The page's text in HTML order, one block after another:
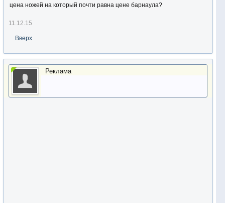
цена ножей на который почти равна цене барнаула?
11.12.15
Вверх
Реклама